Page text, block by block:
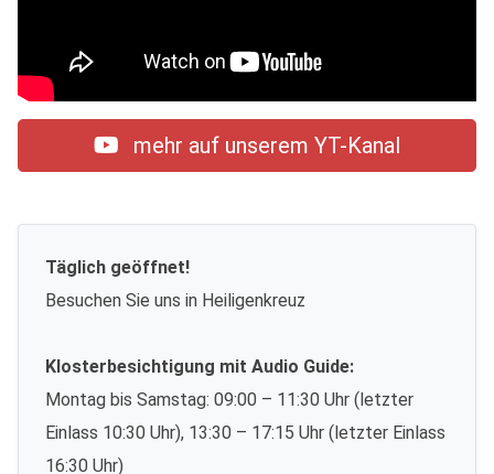
mehr auf unserem YT-Kanal
Täglich geöffnet!
Besuchen Sie uns in Heiligenkreuz
Klosterbesichtigung mit Audio Guide:
Montag bis Samstag: 09:00 – 11:30 Uhr (letzter
Einlass 10:30 Uhr), 13:30 – 17:15 Uhr (letzter Einlass
16:30 Uhr)